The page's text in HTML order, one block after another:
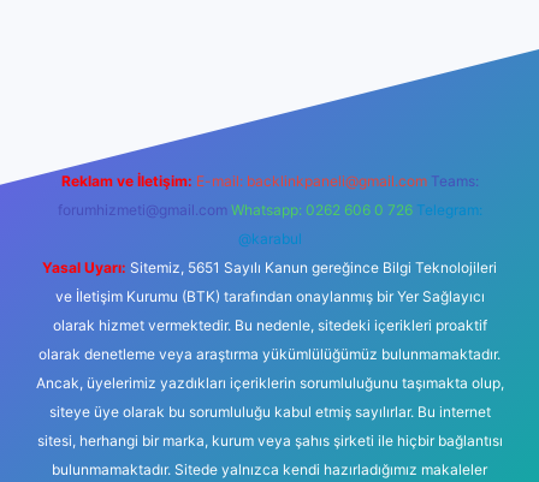
Reklam ve İletişim: E-mail: backlinkpaneli@gmail.com Teams:
forumhizmeti@gmail.com Whatsapp: 0262 606 0 726 Telegram:
@karabul
Yasal Uyarı: Sitemiz, 5651 Sayılı Kanun gereğince Bilgi Teknolojileri
ve İletişim Kurumu (BTK) tarafından onaylanmış bir Yer Sağlayıcı
olarak hizmet vermektedir. Bu nedenle, sitedeki içerikleri proaktif
olarak denetleme veya araştırma yükümlülüğümüz bulunmamaktadır.
Ancak, üyelerimiz yazdıkları içeriklerin sorumluluğunu taşımakta olup,
siteye üye olarak bu sorumluluğu kabul etmiş sayılırlar. Bu internet
sitesi, herhangi bir marka, kurum veya şahıs şirketi ile hiçbir bağlantısı
bulunmamaktadır. Sitede yalnızca kendi hazırladığımız makaleler